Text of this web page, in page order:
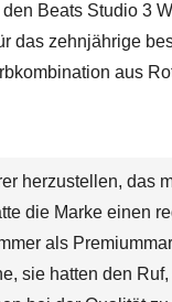
Beats Studio 3
das zehnjährige
aus
herzustellen, das
die Marke einen
als
sie hatten den